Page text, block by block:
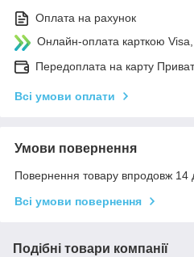
Оплата на рахунок
Онлайн-оплата карткою
Передоплата на карту Приват
Всі умови оплати
Умови повернення
Повернення товару впродовж 14
Всі умови повернення
Подібні товари компанії